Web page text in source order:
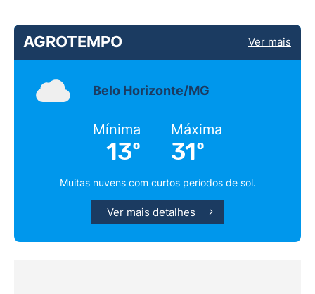
AGROTEMPO Ver mais
Belo Horizonte/MG
Mínima
13º
Máxima
31º
Muitas nuvens com curtos períodos de sol.
Ver mais detalhes